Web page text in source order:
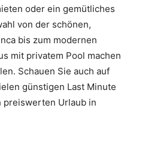
oder ein gemütliches
von der schönen,
bis zum modernen
mit privatem Pool machen
Schauen Sie auch auf
günstigen Last Minute
preiswerten Urlaub in